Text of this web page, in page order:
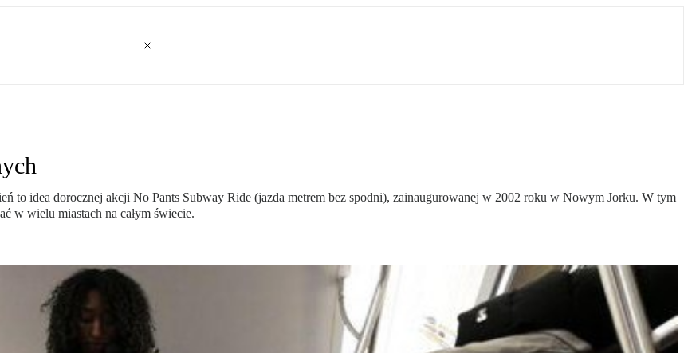
to idea dorocznej akcji No Pants Subway Ride (jazda metrem bez spodni), zainaugurowanej w 2002 roku w Nowym Jorku. W tym
w wielu miastach na całym świecie.